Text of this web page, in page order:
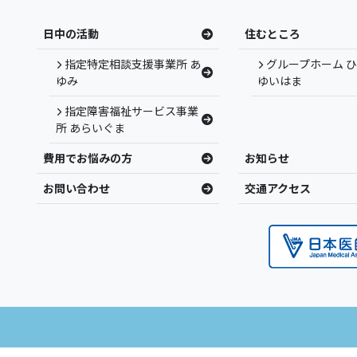
日中の活動
指定特定相談支援事業所 あ
ゆみ
指定障害福祉サービス事業
所 あらいぐま
住むところ
グループホーム
ゆいはま
費用でお悩みの方
お知らせ
お問い合わせ
交通アクセス